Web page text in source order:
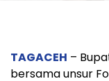
TAGACEH –
bersama unsur